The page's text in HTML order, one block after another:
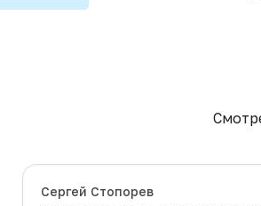
Сергей Стопорев